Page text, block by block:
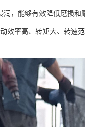
，能够有效降低磨损和
效率高、转矩大、转速